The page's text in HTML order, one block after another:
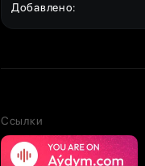
Добавлено:
Ссылки